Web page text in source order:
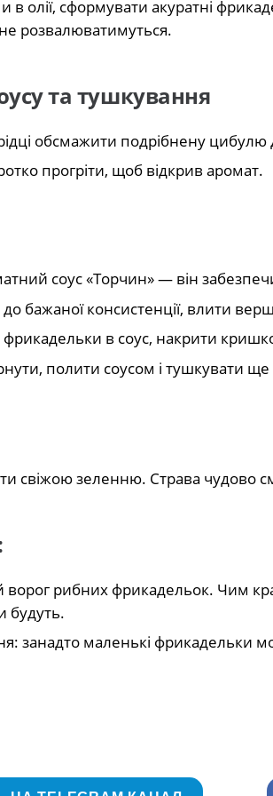
олії, сформувати акуратні
розвалюватимуться.
та тушкування
обсмажити подрібнену цибулю
прогріти, щоб відкрив аромат.
соус «Торчин» — він
бажаної консистенції, влити
фрикадельки в соус, накрити
полити соусом і тушкувати
свіжою зеленню. Страва чудово
рибних фрикадельок. Чим
будуть.
занадто маленькі фрикадельки